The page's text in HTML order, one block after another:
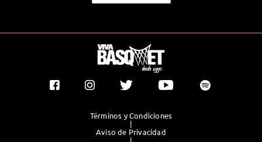
Términos y Condiciones
|
Aviso de Privacidad
|